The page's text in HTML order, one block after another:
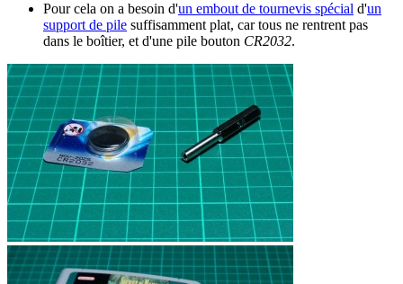
Pour cela on a besoin d'un embout de tournevis spécial d'un
support de pile suffisamment plat, car tous ne rentrent pas
dans le boîtier, et d'une pile bouton CR2032.